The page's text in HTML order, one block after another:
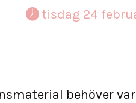
tisdag 24
behöver